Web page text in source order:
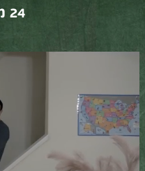
24 מדינות